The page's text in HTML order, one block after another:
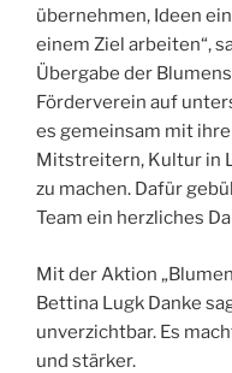
übernehmen, Ideen
einem Ziel arbeiten“,
Übergabe der
Förderverein auf
es gemeinsam mit
Mitstreitern, Kultur in
zu machen. Dafür
Team ein herzliches
Mit der Aktion
Bettina Lugk Danke
unverzichtbar. Es
und stärker.